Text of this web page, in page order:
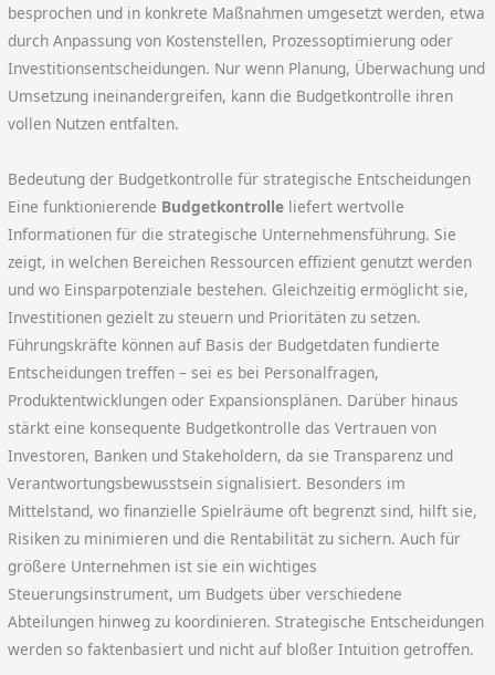
besprochen und in konkrete Maßnahmen umgesetzt werden, etwa
durch Anpassung von Kostenstellen, Prozessoptimierung oder
Investitionsentscheidungen. Nur wenn Planung, Überwachung und
Umsetzung ineinandergreifen, kann die Budgetkontrolle ihren
vollen Nutzen entfalten.
Bedeutung der Budgetkontrolle für strategische Entscheidungen
Eine funktionierende Budgetkontrolle liefert wertvolle
Informationen für die strategische Unternehmensführung. Sie
zeigt, in welchen Bereichen Ressourcen effizient genutzt werden
und wo Einsparpotenziale bestehen. Gleichzeitig ermöglicht sie,
Investitionen gezielt zu steuern und Prioritäten zu setzen.
Führungskräfte können auf Basis der Budgetdaten fundierte
Entscheidungen treffen – sei es bei Personalfragen,
Produktentwicklungen oder Expansionsplänen. Darüber hinaus
stärkt eine konsequente Budgetkontrolle das Vertrauen von
Investoren, Banken und Stakeholdern, da sie Transparenz und
Verantwortungsbewusstsein signalisiert. Besonders im
Mittelstand, wo finanzielle Spielräume oft begrenzt sind, hilft sie,
Risiken zu minimieren und die Rentabilität zu sichern. Auch für
größere Unternehmen ist sie ein wichtiges
Steuerungsinstrument, um Budgets über verschiedene
Abteilungen hinweg zu koordinieren. Strategische Entscheidungen
werden so faktenbasiert und nicht auf bloßer Intuition getroffen.